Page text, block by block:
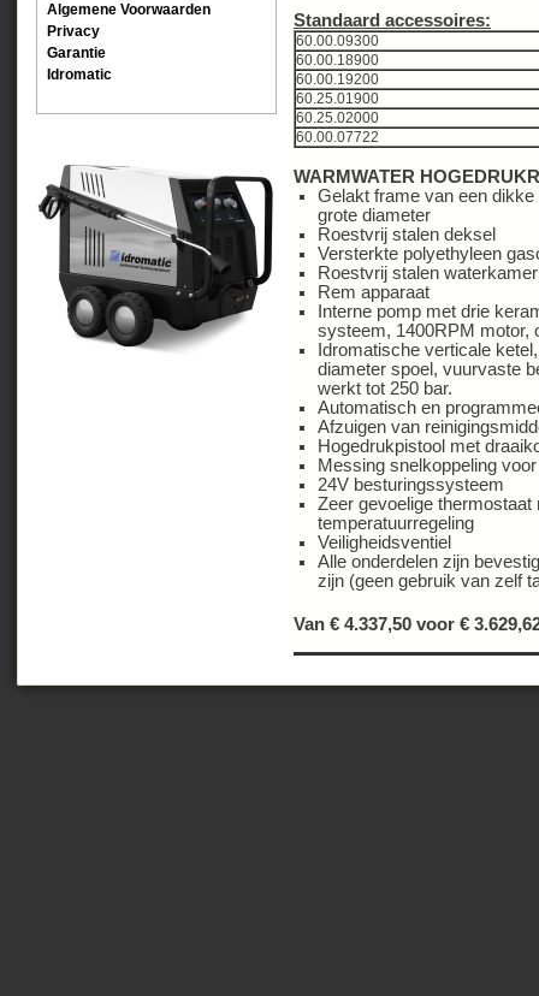
Algemene Voorwaarden
Privacy
Garantie
Idromatic
Standaard accessoires:
60.00.09300
60.00.18900
60.00.19200
60.25.01900
60.25.02000
60.00.07722
WARMWATER
Gelakt frame van een
grote diameter
Roestvrij stalen deksel
Versterkte polyethyleen
Roestvrij stalen waterkamer
Rem apparaat
Interne pomp met drie
systeem, 1400RPM motor,
Idromatische verticale
diameter spoel, vuurvaste
werkt tot 250 bar.
Automatisch en
Afzuigen van
Hogedrukpistool met
Messing snelkoppeling
24V besturingssysteem
Zeer gevoelige
temperatuurregeling
Veiligheidsventiel
Alle onderdelen zijn
zijn (geen gebruik van zelf
Van € 4.337,50 voor €